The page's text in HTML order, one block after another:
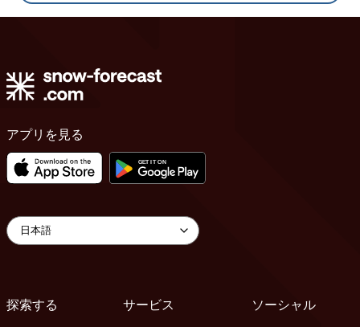
アプリを見る
探索する
サービス
ソーシャル